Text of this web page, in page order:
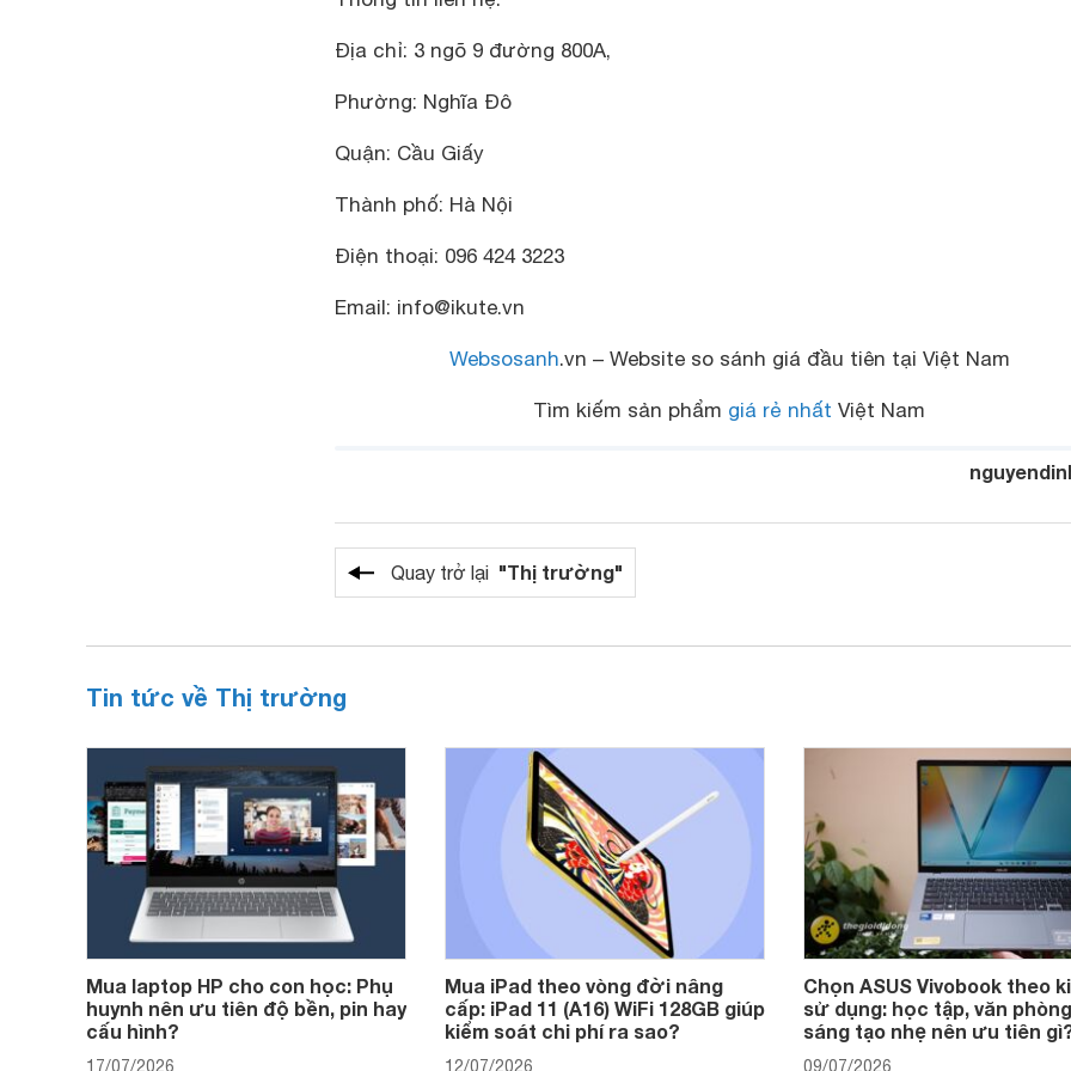
Địa chỉ: 3 ngõ 9 đường 800A,
Phường: Nghĩa Đô
Quận: Cầu Giấy
Thành phố: Hà Nội
Điện thoại: 096 424 3223
Email: info@ikute.vn
Websosanh.vn – Website so sánh giá đầu tiên tại Việt Nam
Tìm kiếm sản phẩm giá rẻ nhất Việt Nam
Quay trở lại "Thị trường"
Tin tức về Thị trường
Mua laptop HP cho con học: Phụ
huynh nên ưu tiên độ bền, pin hay
cấu hình?
17/07/2026
Mua iPad theo vòng đời nâng
cấp: iPad 11 (A16) WiFi 128GB giúp
kiểm soát chi phí ra sao?
12/07/2026
Chọn ASUS Vivobook theo
sử dụng: học tập, văn
sáng tạo nhẹ nên ưu tiên
09/07/2026